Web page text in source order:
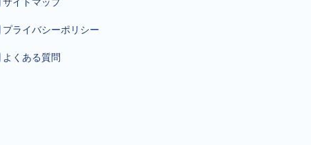
プライバシーポリシー
よくある質問